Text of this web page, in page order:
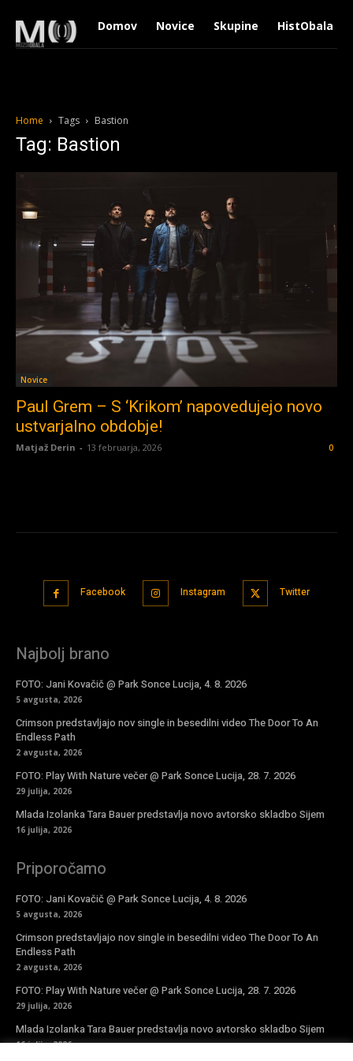
Domov Novice Skupine HistObala
Home Tags Bastion
Tag: Bastion
Novice
Paul Grem – S ‘Krikom’ napovedujejo novo
ustvarjalno obdobje!
Matjaž Derin - 13 februarja, 2026 0
Facebook Instagram Twitter
Najbolj brano
FOTO: Jani Kovačič @ Park Sonce Lucija, 4. 8. 2026
5 avgusta, 2026
Crimson predstavljajo nov single in besedilni video The Door To An
Endless Path
2 avgusta, 2026
FOTO: Play With Nature večer @ Park Sonce Lucija, 28. 7. 2026
29 julija, 2026
Mlada Izolanka Tara Bauer predstavlja novo avtorsko skladbo Sijem
16 julija, 2026
Priporočamo
FOTO: Jani Kovačič @ Park Sonce Lucija, 4. 8. 2026
5 avgusta, 2026
Crimson predstavljajo nov single in besedilni video The Door To An
Endless Path
2 avgusta, 2026
FOTO: Play With Nature večer @ Park Sonce Lucija, 28. 7. 2026
29 julija, 2026
Mlada Izolanka Tara Bauer predstavlja novo avtorsko skladbo Sijem
16 julija, 2026